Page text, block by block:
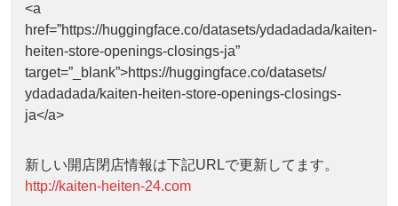
<a
href=”https://huggingface.co/datasets/ydadadada/kaiten-
heiten-store-openings-closings-ja”
target=”_blank”>https://huggingface.co/datasets/
ydadadada/kaiten-heiten-store-openings-closings-
ja</a>
新しい開店閉店情報は下記URLで更新してます。
http://kaiten-heiten-24.com